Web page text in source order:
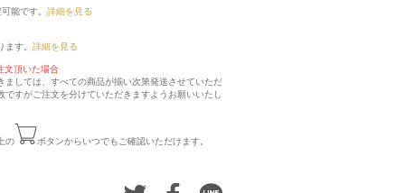
能です。 詳細を見る
す。 詳細を見る
文頂いた場合
ましては、すべての商品が揃い次第発送させていただ
すがご注文を分けていただきますようお願いいたし
の ボタンからいつでもご確認いただけます。